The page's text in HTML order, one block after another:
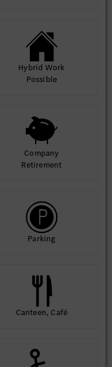
Hybrid Work
Possible
Company
Retirement
Parking
Canteen, Café